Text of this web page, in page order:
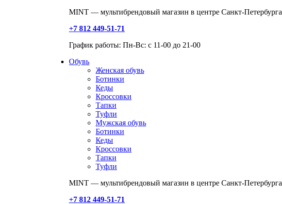
MINT — мультибрендовый магазин в центре Санкт-Петербурга
+7 812 449-51-71
График работы: Пн-Вс: с 11-00 до 21-00
Обувь
Женская обувь
Ботинки
Кеды
Кроссовки
Тапки
Туфли
Мужская обувь
Ботинки
Кеды
Кроссовки
Тапки
Туфли
MINT — мультибрендовый магазин в центре Санкт-Петербурга
+7 812 449-51-71